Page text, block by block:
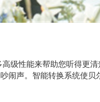
性能来帮助您听得更清
闹声。智能转换系统使